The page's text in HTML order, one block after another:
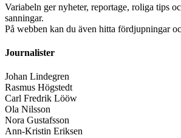
Variabeln ger nyheter, reportage, roliga tips
sanningar.
På webben kan du även hitta fördjupningar
Journalister
Johan Lindegren
Rasmus Högstedt
Carl Fredrik Lööw
Ola Nilsson
Nora Gustafsson
Ann-Kristin Eriksen